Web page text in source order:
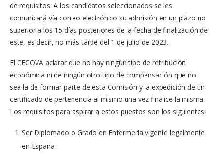
de requisitos. A los candidatos seleccionados se les
comunicará vía correo electrónico su admisión en un plazo no
superior a los 15 días posteriores de la fecha de finalización de
este, es decir, no más tarde del 1 de julio de 2023.
El CECOVA aclarar que no hay ningún tipo de retribución
económica ni de ningún otro tipo de compensación que no
sea la de formar parte de esta Comisión y la expedición de un
certificado de pertenencia al mismo una vez finalice la misma.
Los requisitos para aspirar a estos puestos son los siguientes:
Ser Diplomado o Grado en Enfermería vigente legalmente
en España.